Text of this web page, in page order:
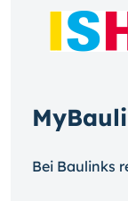
Bei Baulinks